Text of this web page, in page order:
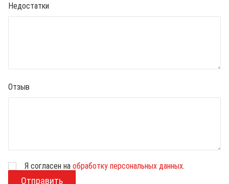
Недостатки
Отзыв
Я согласен на обработку персональных данных.